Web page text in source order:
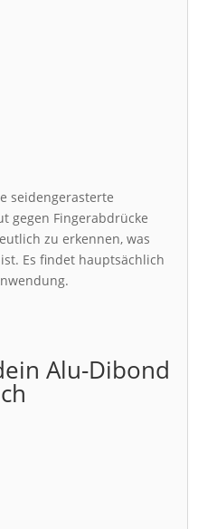
seidengerasterte
gegen Fingerabdrücke
zu erkennen, was
Es findet hauptsächlich
Alu-Dibond